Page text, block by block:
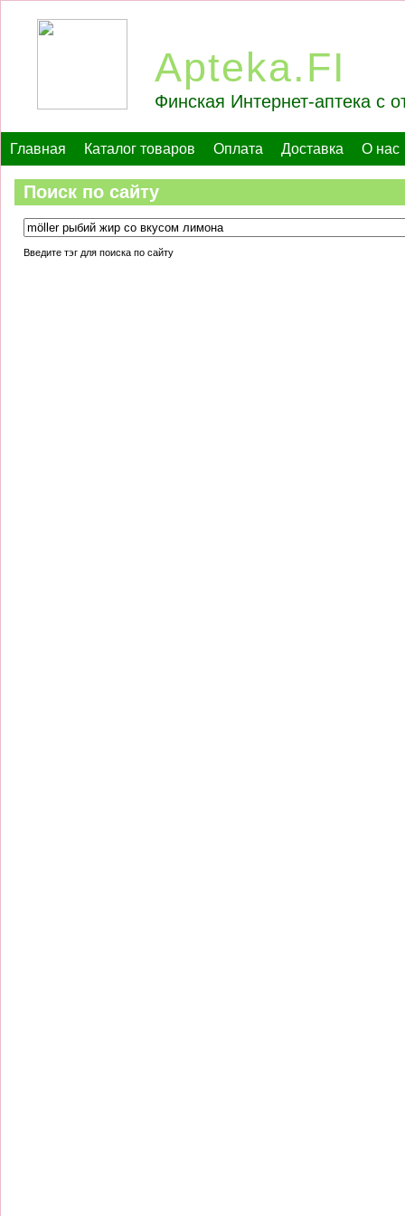
Apteka.FI
Финская Интернет-аптека с
Главная Каталог товаров Оплата Доставка О нас
Поиск по сайту
Введите тэг для поиска по сайту